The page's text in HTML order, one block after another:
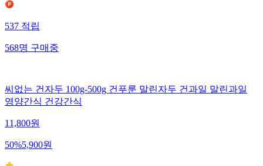
537적립
568명구매중
씨없는 건자두 100g-500g 건푸룬 말린자두 건과일 말린과일
영양간식 건강간식
11,800원
50%5,900원